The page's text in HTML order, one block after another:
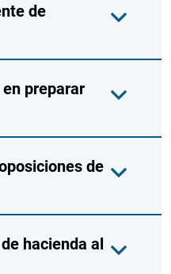
de
preparar
de
hacienda al